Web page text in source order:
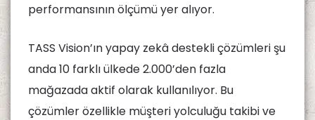
performansının ölçümü yer alıyor.
TASS Vision’ın yapay zekâ destekli çözümleri şu
anda 10 farklı ülkede 2.000’den fazla
mağazada aktif olarak kullanılıyor. Bu
çözümler özellikle müşteri yolculuğu takibi ve